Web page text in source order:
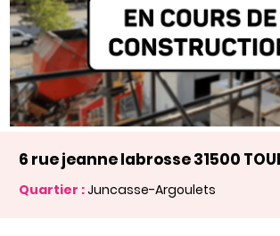
6 rue jeanne labrosse 31500
Quartier :Juncasse-Argoulets